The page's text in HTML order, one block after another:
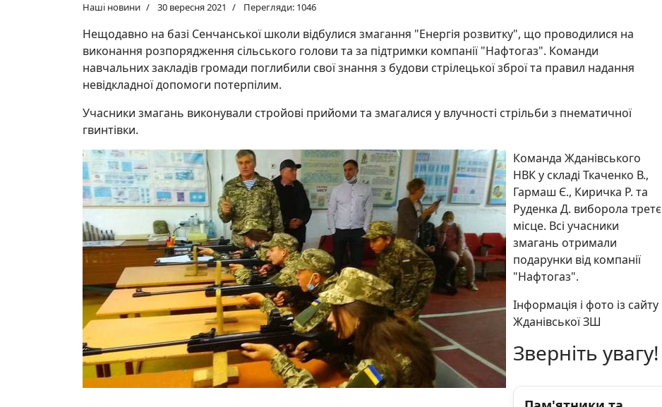
Наші новини 30 вересня 2021 Перегляди: 1046
Нещодавно на базі Сенчанської школи відбулися змагання "Енергія розвитку", що проводилися на
виконання розпорядження сільського голови та за підтримки компанії "Нафтогаз". Команди
навчальних закладів громади поглибили свої знання з будови стрілецької зброї та правил надання
невідкладної допомоги потерпілим.
Учасники змагань виконували стройові прийоми та змагалися у влучності стрільби з пнематичної
гвинтівки.
Команда Жданівського
НВК у складі Ткаченко В.,
Гармаш Є., Киричка Р. та
Руденка Д. виборола третє
місце. Всі учасники
змагань отримали
подарунки від компанії
"Нафтогаз".
Інформація і фото із сайту
Жданівської ЗШ
Зверніть увагу!